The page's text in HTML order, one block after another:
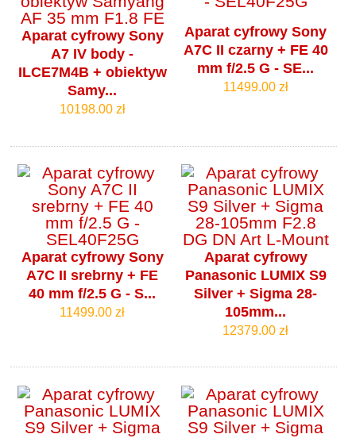
Aparat cyfrowy Sony
A7 IV body -
ILCE7M4B + obiektyw
Samy...
10198.00 zł
Aparat cyfrowy Sony
A7C II czarny + FE 40
mm f/2.5 G - SE...
11499.00 zł
Aparat cyfrowy Sony
A7C II srebrny + FE
40 mm f/2.5 G - S...
11499.00 zł
Aparat cyfrowy
Panasonic LUMIX S9
Silver + Sigma 28-
105mm...
12379.00 zł